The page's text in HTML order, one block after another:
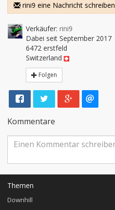
rini9 eine Nachricht schreiben
Verkäufer: rini9
Dabei seit September 2017
6472 erstfeld
Switzerland
Folgen
Kommentare
Themen
Downhill